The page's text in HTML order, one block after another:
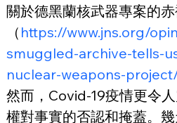
關於德黑蘭核武器專案的赤
（ https://www.jns.org/
smuggled-archive-tells-
nuclear-weapons-project/
然而，Covid-19疫情更令
權對事實的否認和掩蓋。